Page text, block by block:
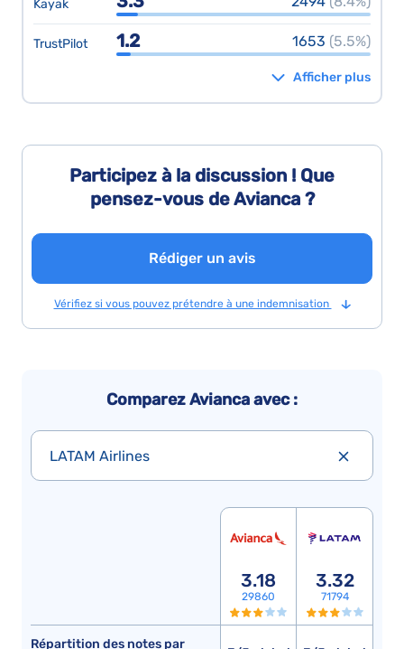
Kayak
TrustPilot 1.2 1653 (5.5%)
Afficher plus
Participez à la discussion ! Que
pensez-vous de Avianca ?
Rédiger un avis
Vérifiez si vous pouvez prétendre à une indemnisation
Comparez Avianca avec :
LATAM Airlines
Répartition des notes par
3.18
29860
3.32
71794